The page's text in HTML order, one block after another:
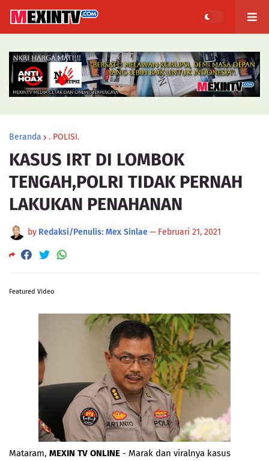
Beranda . POLISI.
KASUS IRT DI LOMBOK
TENGAH,POLRI TIDAK PERNAH
LAKUKAN PENAHANAN
by Redaksi/Penulis: Mex Sinlae— Februari 21, 2021
Featured Video
Mataram, MEXIN TV ONLINE - Marak dan viralnya kasus